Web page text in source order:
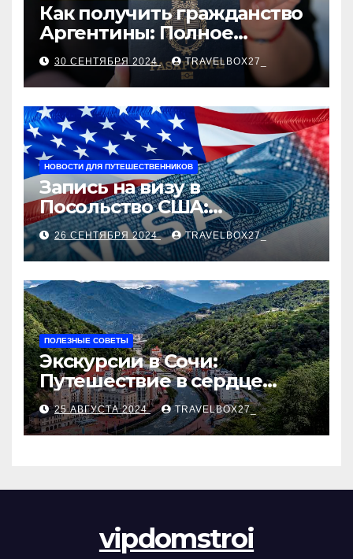
Как получить гражданство
Аргентины: Полное
руководство
30 СЕНТЯБРЯ 2024 TRAVELBOX27_
НОВОСТИ ДЛЯ ПУТЕШЕСТВЕННИКОВ
Запись на визу в
Посольство США:
Пошаговое руководство
26 СЕНТЯБРЯ 2024 TRAVELBOX27_
ПОЛЕЗНЫЕ СОВЕТЫ
Экскурсии в Сочи:
Путешествие в сердце
Черноморского курорта
25 АВГУСТА 2024 TRAVELBOX27_
vipdomstroi